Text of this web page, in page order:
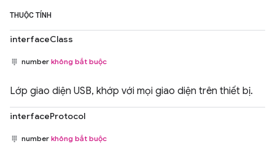
THUỘC TÍNH
interfaceClass
number không bắt buộc
Lớp giao diện USB, khớp với mọi giao diện trên thiết bị.
interfaceProtocol
number không bắt buộc